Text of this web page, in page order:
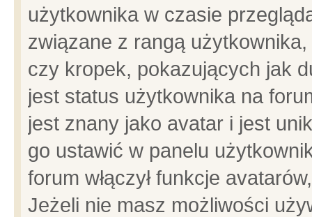
użytkownika w czasie
związane z rangą
czy kropek, pokazujących jak
jest status użytkownika na
jest znany jako avatar i jest
go ustawić w panelu
forum włączył funkcje
Jeżeli nie masz możliwości